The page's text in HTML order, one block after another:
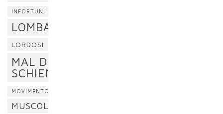
INFORTUNI
LOMBALGIA
LORDOSI
MAL DI
SCHIENA
MOVIMENTO
MUSCOLI